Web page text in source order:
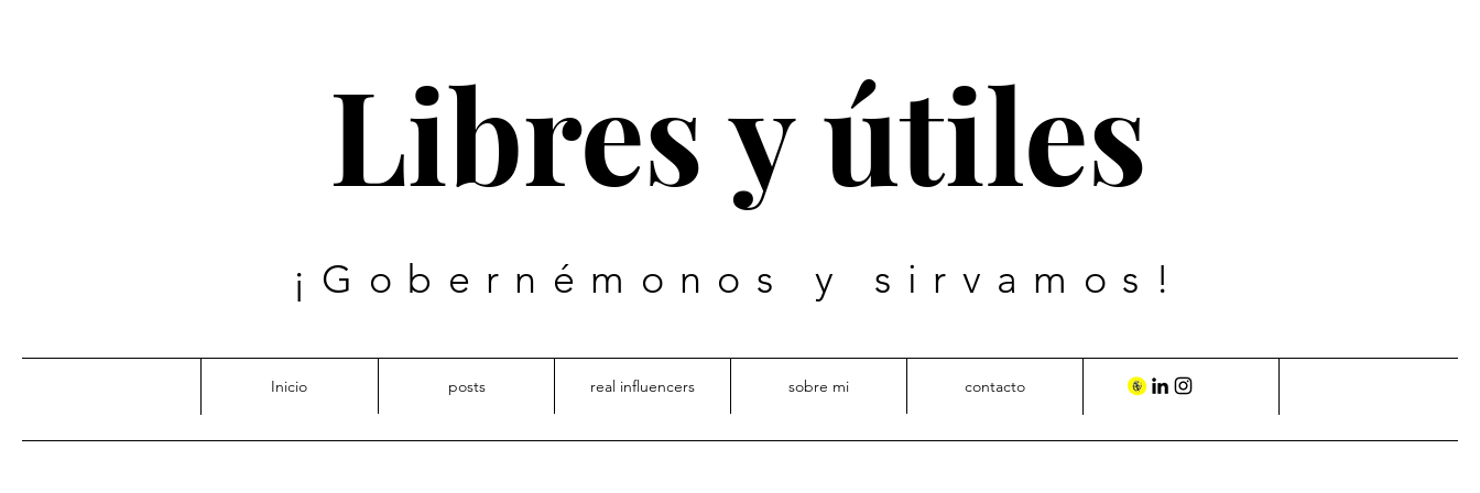
Libres y útiles
¡Gobernémonos y sirvamos!
Inicio posts real influencers sobre mi contacto